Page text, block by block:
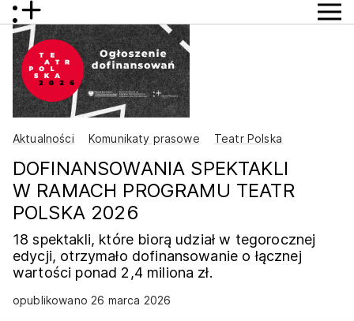
Aktualności Komunikaty prasowe Teatr Polska
DOFINANSOWANIA SPEKTAKLI
W RAMACH PROGRAMU TEATR
POLSKA 2026
18 spektakli, które biorą udział w tegorocznej
edycji, otrzymało dofinansowanie o łącznej
wartości ponad 2,4 miliona zł.
opublikowano 26 marca 2026